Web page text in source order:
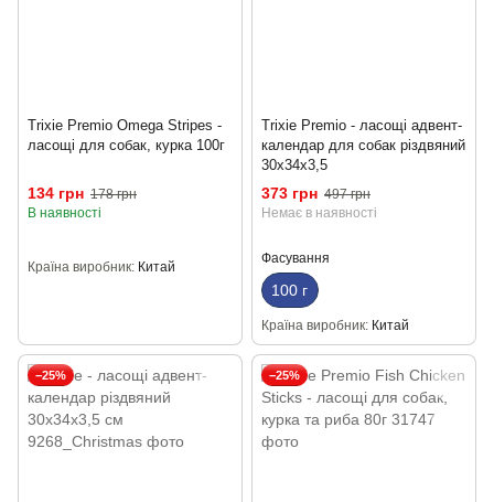
Trixie Premio Omega Stripes -
ласощі для собак, курка 100г
134 грн 178 грн
В наявності
Країна виробник Китай
Trixie Premio - ласощі адвент-
календар для собак різдвяний
30х34х3,5
373 грн 497 грн
Немає в наявності
Фасування
100 г
Країна виробник Китай
−25% −25%